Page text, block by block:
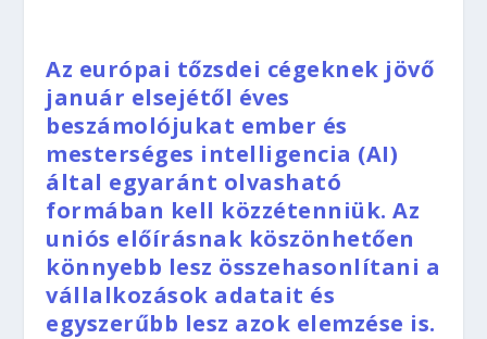
Az európai tőzsdei cégeknek jövő
január elsejétől éves
beszámolójukat ember és
mesterséges intelligencia (AI)
által egyaránt olvasható
formában kell közzétenniük. Az
uniós előírásnak köszönhetően
könnyebb lesz összehasonlítani a
vállalkozások adatait és
egyszerűbb lesz azok elemzése is.